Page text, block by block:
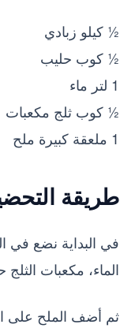
½ كيلو زبادي
½ كوب حليب
1 لتر ماء
½ كوب ثلج مكعبات
1 ملعقة كبيرة ملح
طريقة
في البداية نضع في
الماء، مكعبات
ثم أضف الملح على